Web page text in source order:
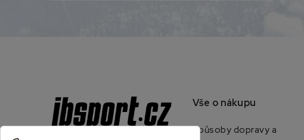
Vše o nákupu
Způsoby dopravy a